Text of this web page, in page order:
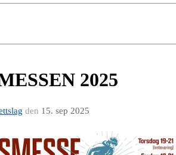
2025
den 15. sep 2025